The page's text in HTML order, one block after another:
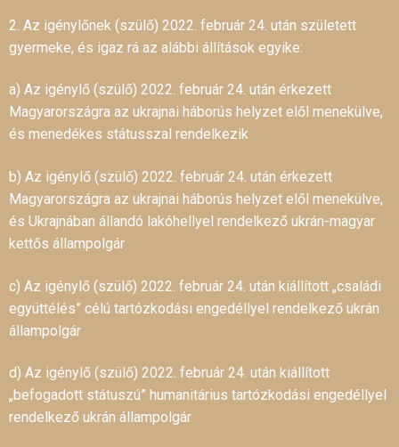
2. Az igénylőnek (szülő) 2022. február 24. után született
gyermeke, és igaz rá az alábbi állítások egyike:
a) Az igénylő (szülő) 2022. február 24. után érkezett
Magyarországra az ukrajnai háborús helyzet elől menekülve,
és menedékes státusszal rendelkezik
b) Az igénylő (szülő) 2022. február 24. után érkezett
Magyarországra az ukrajnai háborús helyzet elől menekülve,
és Ukrajnában állandó lakóhellyel rendelkező ukrán-magyar
kettős állampolgár
c) Az igénylő (szülő) 2022. február 24. után kiállított „családi
együttélés” célú tartózkodási engedéllyel rendelkező ukrán
állampolgár
d) Az igénylő (szülő) 2022. február 24. után kiállított
„befogadott státuszú” humanitárius tartózkodási engedéllyel
rendelkező ukrán állampolgár